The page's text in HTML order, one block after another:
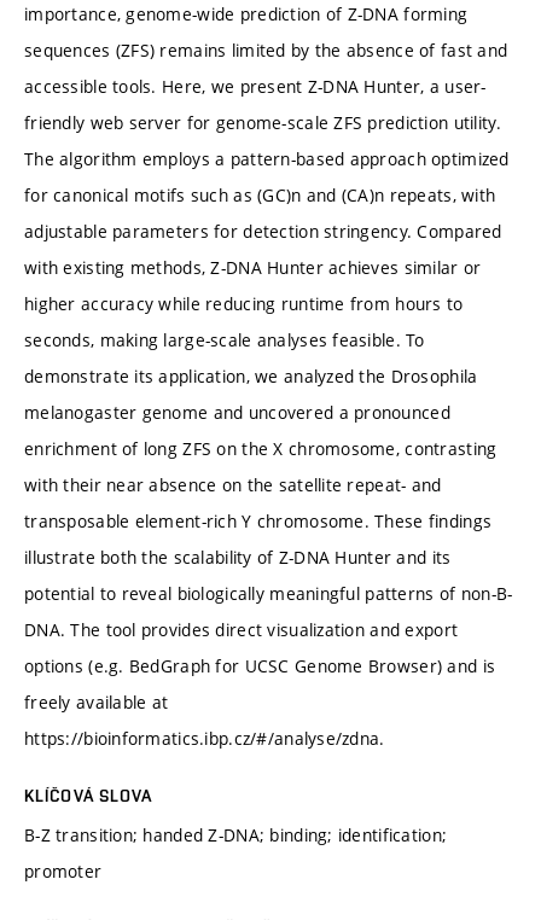
importance, genome-wide prediction of Z-DNA forming
sequences (ZFS) remains limited by the absence of fast and
accessible tools. Here, we present Z-DNA Hunter, a user-
friendly web server for genome-scale ZFS prediction utility.
The algorithm employs a pattern-based approach optimized
for canonical motifs such as (GC)n and (CA)n repeats, with
adjustable parameters for detection stringency. Compared
with existing methods, Z-DNA Hunter achieves similar or
higher accuracy while reducing runtime from hours to
seconds, making large-scale analyses feasible. To
demonstrate its application, we analyzed the Drosophila
melanogaster genome and uncovered a pronounced
enrichment of long ZFS on the X chromosome, contrasting
with their near absence on the satellite repeat- and
transposable element-rich Y chromosome. These findings
illustrate both the scalability of Z-DNA Hunter and its
potential to reveal biologically meaningful patterns of non-B-
DNA. The tool provides direct visualization and export
options (e.g. BedGraph for UCSC Genome Browser) and is
freely available at
https://bioinformatics.ibp.cz/#/analyse/zdna.
KLÍČOVÁ SLOVA
B-Z transition; handed Z-DNA; binding; identification;
promoter